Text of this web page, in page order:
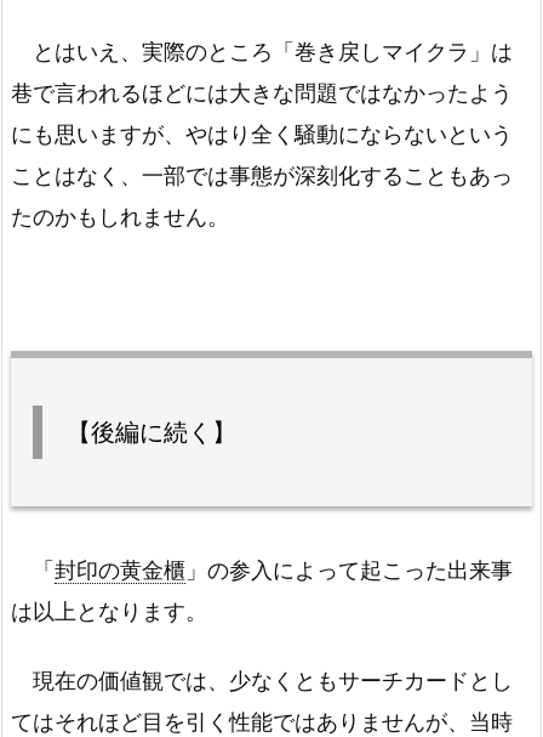
とはいえ、実際のところ「巻き戻しマイクラ」は
巷で言われるほどには大きな問題ではなかったよう
にも思いますが、やはり全く騒動にならないという
ことはなく、一部では事態が深刻化することもあっ
たのかもしれません。
【後編に続く】
「 封印の黄金櫃 」の参入によって起こった出来事
は以上となります。
現在の価値観では、少なくともサーチカードとし
てはそれほど目を引く性能ではありませんが、当時